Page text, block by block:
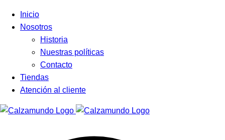
Facebook
Instagram
Tiktok
Inicio
Nosotros
Historia
Nuestras políticas
Contacto
Tiendas
Atención al cliente